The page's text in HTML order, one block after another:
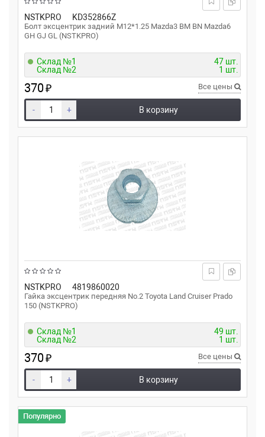
NSTKPRO KD352866Z
Болт эксцентрик задний M12*1.25 Mazda3 BM BN Mazda6
GH GJ GL (NSTKPRO)
Склад №1
47 шт.
Склад №2
1 шт.
370₽ Все цены
- + В корзину
NSTKPRO 4819860020
Гайка эксцентрик передняя No.2 Toyota Land Cruiser Prado
150 (NSTKPRO)
Склад №1
49 шт.
Склад №2
1 шт.
370₽ Все цены
- + В корзину
Популярно